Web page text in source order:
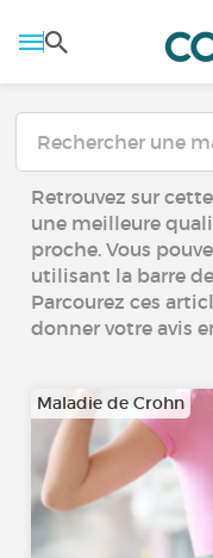
Retrouvez sur
une meilleure
proche. Vous
utilisant la barre
Parcourez ces
donner votre avis
Maladie de Crohn